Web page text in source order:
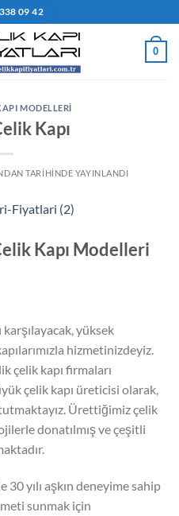
09 42
0
MODELLERI
Kapı
TARIHINDE YAYINLANDI
Kapı Modelleri
karşılayacak, yüksek
hizmetinizdeyiz.
çelik kapı firmaları
çelik kapı üreticisi olarak,
Ürettiğimiz çelik
donatılmış ve çeşitli
30 yılı aşkın deneyime sahip
sunmak için